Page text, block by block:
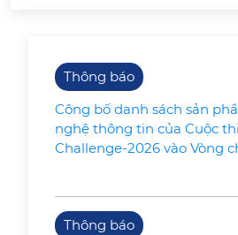
Thông báo
Công bố danh sách sản
nghệ thông tin của Cuộc
Challenge-2026 vào Vòng
Thông báo